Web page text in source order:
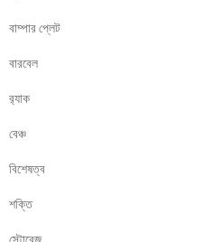
বাম্পার প্লেট
বারবেল
র‍্যাক
বেঞ্চ
বিশেষত্ব
শক্তি